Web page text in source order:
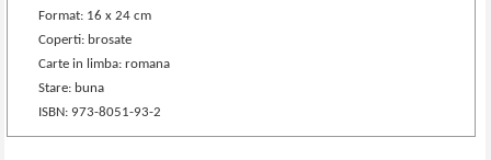
Format: 16 x 24 cm
Coperti: brosate
Carte in limba: romana
Stare: buna
ISBN: 973-8051-93-2